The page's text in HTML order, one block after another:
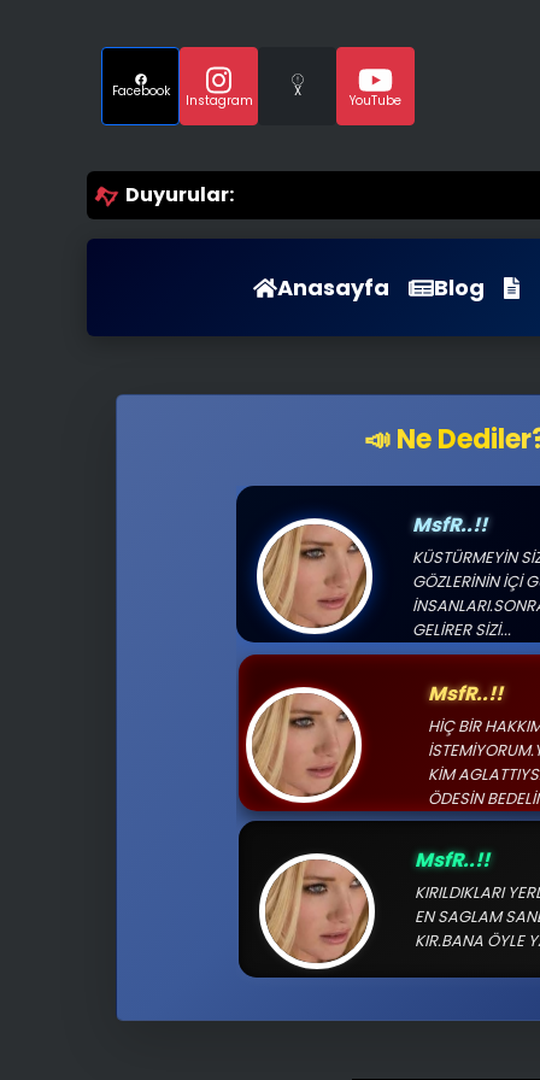
🗨️
Facebook Instagram X YouTube
Duyurular:
Anasayfa Blog
📣 Ne
Sabırdan sonra
OLUR..!
BU ÜLKEDE
ÇİÇEGİ OT
OYSAKİ AGAÇ
KADINDA
BİZE YENİ
HAYRANIMIZ